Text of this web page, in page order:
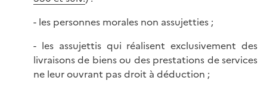
- les personnes morales non assujetties ;
- les assujettis qui réalisent exclusivement des
livraisons de biens ou des prestations de services
ne leur ouvrant pas droit à déduction ;